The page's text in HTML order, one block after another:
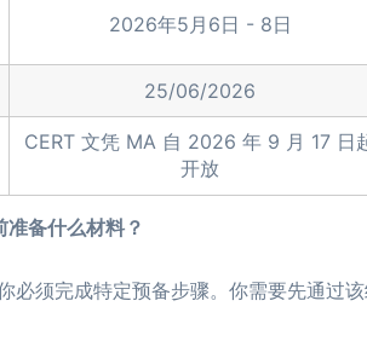
2026年5月6日 - 8日
25/06/2026
CERT 文凭 MA 自 2026 年 9 月 17 日
开放
备什么材料？
必须完成特定预备步骤。你需要先通过